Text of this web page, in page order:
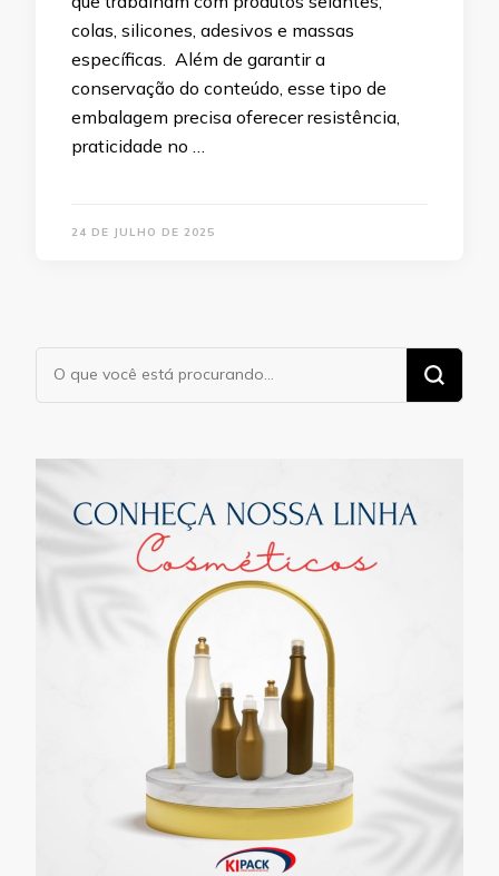
colas, silicones, adesivos e massas
específicas. Além de garantir a
conservação do conteúdo, esse tipo de
embalagem precisa oferecer resistência,
praticidade no …
24 DE JULHO DE 2025
Procurando
algo?